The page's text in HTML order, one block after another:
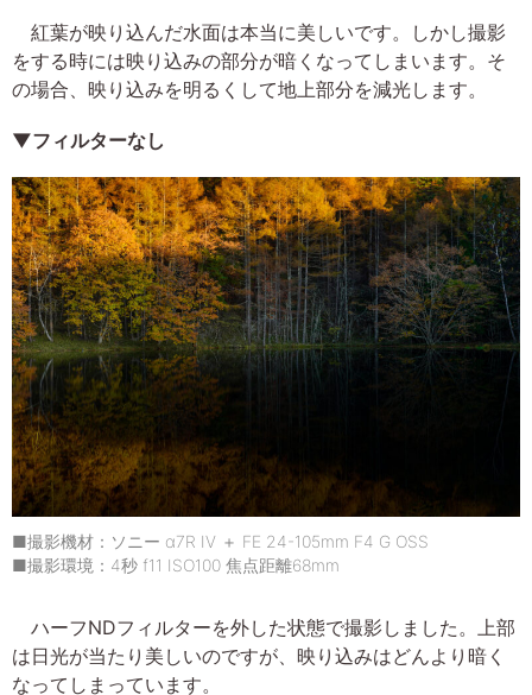
紅葉が映り込んだ水面は本当に美しいです。しかし撮影
をする時には映り込みの部分が暗くなってしまいます。そ
の場合、映り込みを明るくして地上部分を減光します。
▼フィルターなし
■撮影機材：ソニー α7R IV ＋ FE 24-105mm F4 G OSS
■撮影環境：4秒 f11 ISO100 焦点距離68mm
ハーフNDフィルターを外した状態で撮影しました。上部
は日光が当たり美しいのですが、映り込みはどんより暗く
なってしまっています。